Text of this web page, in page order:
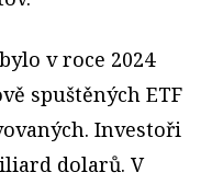
bylo v roce 2024
spuštěných ETF
Investoři
dolarů. V